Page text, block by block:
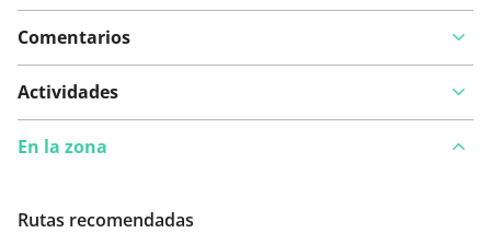
Comentarios
Actividades
En la zona
Rutas recomendadas